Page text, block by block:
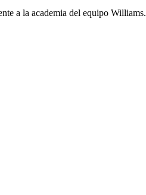
a la academia del equipo Williams.